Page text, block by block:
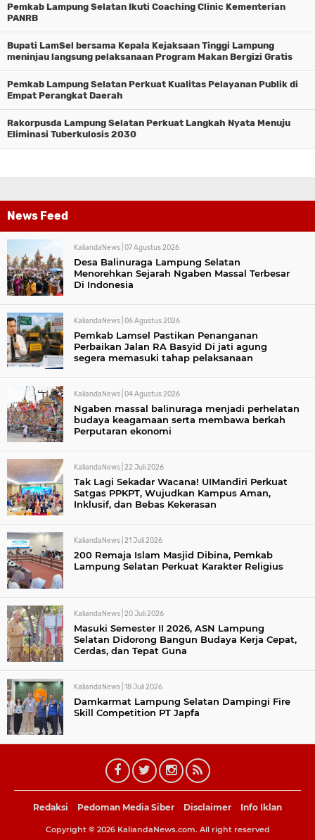
Pemkab Lampung Selatan Ikuti Coaching Clinic Kementerian
PANRB
Bupati LamSel bersama Kepala Kejaksaan Tinggi Lampung
meninjau langsung pelaksanaan Program Makan Bergizi Gratis
Pemkab Lampung Selatan Perkuat Kualitas Pelayanan Publik di
Empat Perangkat Daerah
Rakorpusda Lampung Selatan Perkuat Langkah Nyata Menuju
Eliminasi Tuberkulosis 2030
News Feed
KaliandaNews | 07 Agustus 2026
Desa Balinuraga Lampung Selatan
Menorehkan Sejarah Ngaben Massal Terbesar
Di Indonesia
KaliandaNews | 06 Agustus 2026
Pemkab Lamsel Pastikan Penanganan
Perbaikan Jalan RA Basyid Di jati agung
segera memasuki tahap pelaksanaan
KaliandaNews | 04 Agustus 2026
Ngaben massal balinuraga menjadi perhelatan
budaya keagamaan serta membawa berkah
Perputaran ekonomi
KaliandaNews | 22 Juli 2026
Tak Lagi Sekadar Wacana! UIMandiri Perkuat
Satgas PPKPT, Wujudkan Kampus Aman,
Inklusif, dan Bebas Kekerasan
KaliandaNews | 21 Juli 2026
200 Remaja Islam Masjid Dibina, Pemkab
Lampung Selatan Perkuat Karakter Religius
KaliandaNews | 20 Juli 2026
Masuki Semester II 2026, ASN Lampung
Selatan Didorong Bangun Budaya Kerja Cepat,
Cerdas, dan Tepat Guna
KaliandaNews | 18 Juli 2026
Damkarmat Lampung Selatan Dampingi Fire
Skill Competition PT Japfa
Redaksi Pedoman Media Siber Disclaimer Info Iklan
Copyright © 2026 KaliandaNews.com. All right reserved